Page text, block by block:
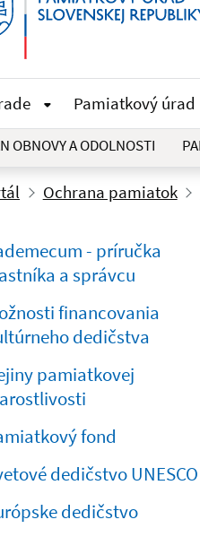
Pamiatkový úrad
OBNOVY A ODOLNOSTI
Ochrana pamiatok
- príručka
a správcu
financovania
dedičstva
pamiatkovej
fond
dedičstvo UNESCO
dedičstvo